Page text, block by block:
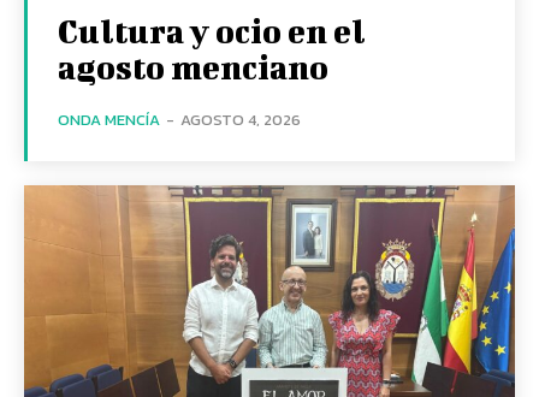
Cultura y ocio en el
agosto menciano
ONDA MENCÍA - AGOSTO 4, 2026